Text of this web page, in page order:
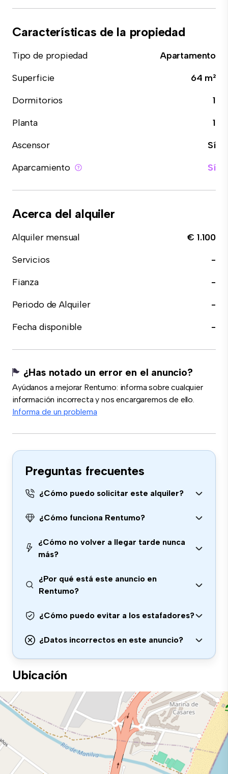
Características de la propiedad
Tipo de propiedad
Apartamento
Superficie
64 m²
Dormitorios
1
Planta
1
Ascensor
Sí
Aparcamiento
Sí
Acerca del alquiler
Alquiler mensual
€ 1.100
Servicios
-
Fianza
-
Periodo de Alquiler
-
Fecha disponible
-
¿Has notado un error en el anuncio?
Ayúdanos a mejorar Rentumo: informa sobre cualquier
información incorrecta y nos encargaremos de ello.
Informa de un problema
Preguntas frecuentes
¿Cómo puedo solicitar este alquiler?
¿Cómo funciona Rentumo?
¿Cómo no volver a llegar tarde nunca
más?
¿Por qué está este anuncio en
Rentumo?
¿Cómo puedo evitar a los estafadores?
¿Datos incorrectos en este anuncio?
Ubicación